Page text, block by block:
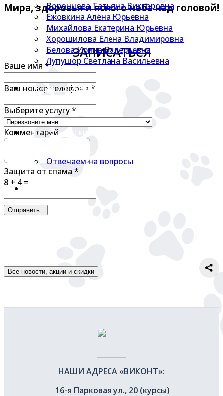
Воронцова Татьяна Викторовна
Ежовкина Алёна Юрьевна
Михайлова Екатерина Юрьевна
Хорошилова Елена Владимировна
Белова Ирина Валерьевна
Лупушор Светлана Васильевна
ПРАВИЛА ПОСЕЩЕНИЯ
НОВОСТИ И СКИДКИ!
Отвечаем на вопросы
ОТЗЫВЫ
Мира, здоровья и ясного неба над головой!
ЗАПИСАТЬСЯ
Ваше имя *
Ваш номер телефона *
Выберите услугу*
Комментарий
Защита от спама *
8 + 4 =
Отправить
Все новости, акции и скидки
НАШИ АДРЕСА «ВИКОНТ»:
16-я Парковая ул., 20 (курсы)